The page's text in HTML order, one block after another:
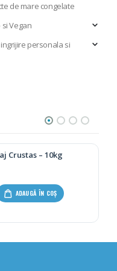
de mare congelate
Vegan
personala si
(fursecuri cu miere) – 450g
ADAUGĂ ÎN COȘ